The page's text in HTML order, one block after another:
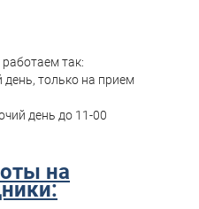
так:
только на прием
день до 11-00
на